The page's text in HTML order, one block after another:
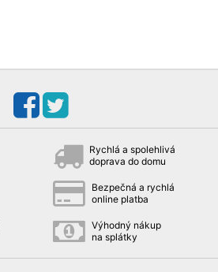
Rychlá a spolehlivá
doprava do domu
Bezpečná a rychlá
online platba
Výhodný nákup
na splátky